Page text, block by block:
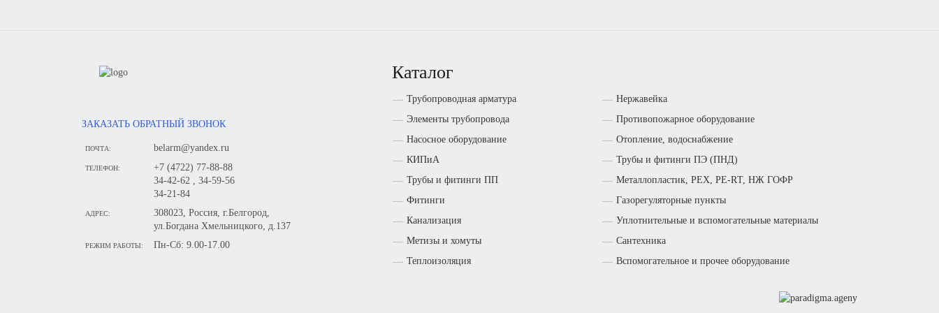
ЗАКАЗАТЬ ОБРАТНЫЙ ЗВОНОК
ПОЧТА: belarm@yandex.ru
ТЕЛЕФОН:
+7 (4722) 77-88-88
34-42-62 , 34-59-56
34-21-84
АДРЕС:
308023, Россия, г.Белгород,
ул.Богдана Хмельницкого, д.137
РЕЖИМ РАБОТЫ: Пн-Сб: 9.00-17.00
Каталог
Трубопроводная арматура
Нержавейка
Элементы трубопровода
Противопожарное оборудование
Насосное оборудование
Отопление, водоснабжение
КИПиА
Трубы и фитинги ПЭ (ПНД)
Трубы и фитинги ПП
Металлопластик, РЕХ, РЕ-RТ, НЖ ГОФР
Фитинги
Газорегуляторные пункты
Канализация
Уплотнительные и вспомогательные материалы
Метизы и хомуты
Сантехника
Теплоизоляция
Вспомогательное и прочее оборудование